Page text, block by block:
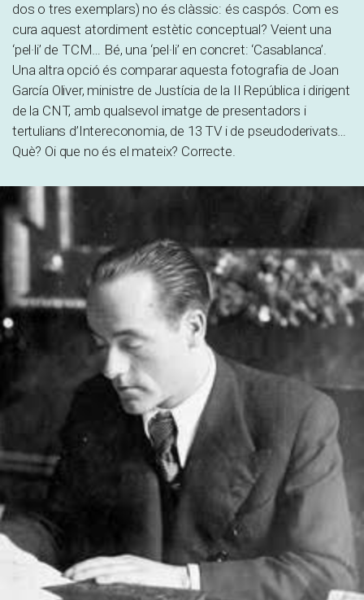
dos o tres exemplars) no és clàssic: és caspós. Com es
cura aquest atordiment estètic conceptual? Veient una
‘pel·li’ de TCM… Bé, una ‘pel·li’ en concret: ‘Casablanca’.
Una altra opció és comparar aquesta fotografia de Joan
García Oliver, ministre de Justícia de la II República i dirigent
de la CNT, amb qualsevol imatge de presentadors i
tertulians d’Intereconomia, de 13 TV i de pseudoderivats…
Què? Oi que no és el mateix? Correcte.